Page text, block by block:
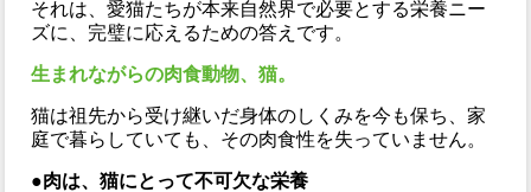
それは、愛猫たちが本来自然界で必要とする栄養ニー
ズに、完璧に応えるための答えです。
生まれながらの肉食動物、猫。
猫は祖先から受け継いだ身体のしくみを今も保ち、家
庭で暮らしていても、その肉食性を失っていません。
●肉は、猫にとって不可欠な栄養